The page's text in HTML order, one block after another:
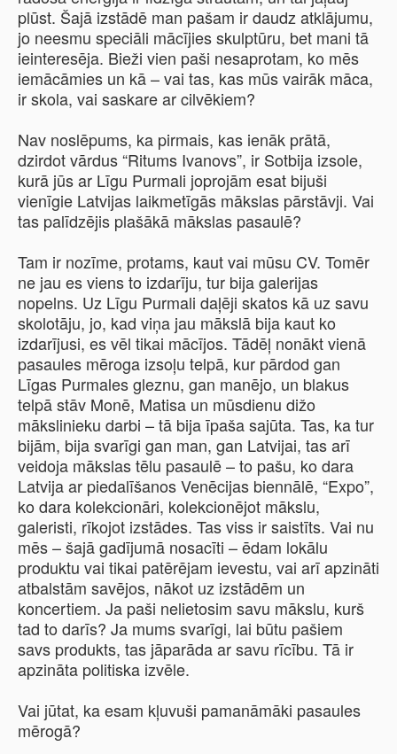
plūst. Šajā izstādē man pašam ir daudz atklājumu,
jo neesmu speciāli mācījies skulptūru, bet mani tā
ieinteresēja. Bieži vien paši nesaprotam, ko mēs
iemācāmies un kā – vai tas, kas mūs vairāk māca,
ir skola, vai saskare ar cilvēkiem?
Nav noslēpums, ka pirmais, kas ienāk prātā,
dzirdot vārdus “Ritums Ivanovs”, ir Sotbija izsole,
kurā jūs ar Līgu Purmali joprojām esat bijuši
vienīgie Latvijas laikmetīgās mākslas pārstāvji. Vai
tas palīdzējis plašākā mākslas pasaulē?
Tam ir nozīme, protams, kaut vai mūsu CV. Tomēr
ne jau es viens to izdarīju, tur bija galerijas
nopelns. Uz Līgu Purmali daļēji skatos kā uz savu
skolotāju, jo, kad viņa jau mākslā bija kaut ko
izdarījusi, es vēl tikai mācījos. Tādēļ nonākt vienā
pasaules mēroga izsoļu telpā, kur pārdod gan
Līgas Purmales gleznu, gan manējo, un blakus
telpā stāv Monē, Matisa un mūsdienu dižo
mākslinieku darbi – tā bija īpaša sajūta. Tas, ka tur
bijām, bija svarīgi gan man, gan Latvijai, tas arī
veidoja mākslas tēlu pasaulē – to pašu, ko dara
Latvija ar piedalīšanos Venēcijas biennālē, “Expo”,
ko dara kolekcionāri, kolekcionējot mākslu,
galeristi, rīkojot izstādes. Tas viss ir saistīts. Vai nu
mēs – šajā gadījumā nosacīti – ēdam lokālu
produktu vai tikai patērējam ievestu, vai arī apzināti
atbalstām savējos, nākot uz izstādēm un
koncertiem. Ja paši nelietosim savu mākslu, kurš
tad to darīs? Ja mums svarīgi, lai būtu pašiem
savs produkts, tas jāparāda ar savu rīcību. Tā ir
apzināta politiska izvēle.
Vai jūtat, ka esam kļuvuši pamanāmāki pasaules
mērogā?